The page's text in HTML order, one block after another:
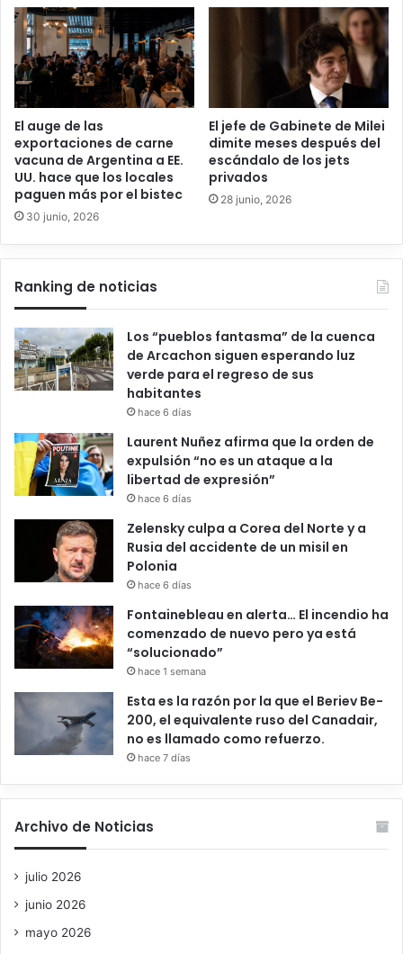
El auge de las
exportaciones de carne
vacuna de Argentina a EE.
UU. hace que los locales
paguen más por el bistec
30 junio, 2026
El jefe de Gabinete de Milei
dimite meses después del
escándalo de los jets
privados
28 junio, 2026
Ranking de noticias
Los “pueblos fantasma” de la cuenca
de Arcachon siguen esperando luz
verde para el regreso de sus
habitantes
hace 6 días
Laurent Nuñez afirma que la orden de
expulsión “no es un ataque a la
libertad de expresión”
hace 6 días
Zelensky culpa a Corea del Norte y a
Rusia del accidente de un misil en
Polonia
hace 6 días
Fontainebleau en alerta… El incendio ha
comenzado de nuevo pero ya está
“solucionado”
hace 1 semana
Esta es la razón por la que el Beriev Be-
200, el equivalente ruso del Canadair,
no es llamado como refuerzo.
hace 7 días
Archivo de Noticias
julio 2026
junio 2026
mayo 2026